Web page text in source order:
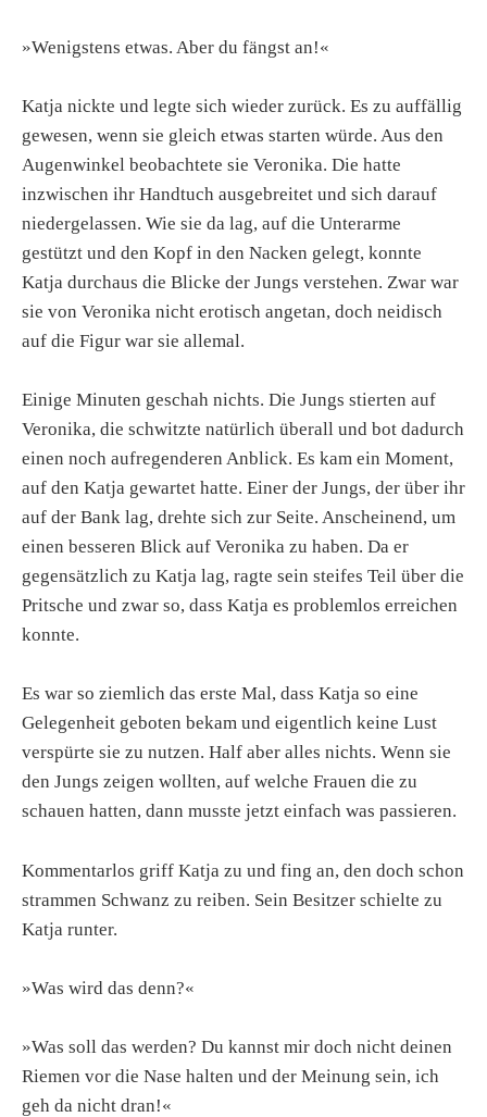
»Wenigstens etwas. Aber du fängst an!«
Katja nickte und legte sich wieder zurück. Es zu auffällig
gewesen, wenn sie gleich etwas starten würde. Aus den
Augenwinkel beobachtete sie Veronika. Die hatte
inzwischen ihr Handtuch ausgebreitet und sich darauf
niedergelassen. Wie sie da lag, auf die Unterarme
gestützt und den Kopf in den Nacken gelegt, konnte
Katja durchaus die Blicke der Jungs verstehen. Zwar war
sie von Veronika nicht erotisch angetan, doch neidisch
auf die Figur war sie allemal.
Einige Minuten geschah nichts. Die Jungs stierten auf
Veronika, die schwitzte natürlich überall und bot dadurch
einen noch aufregenderen Anblick. Es kam ein Moment,
auf den Katja gewartet hatte. Einer der Jungs, der über ihr
auf der Bank lag, drehte sich zur Seite. Anscheinend, um
einen besseren Blick auf Veronika zu haben. Da er
gegensätzlich zu Katja lag, ragte sein steifes Teil über die
Pritsche und zwar so, dass Katja es problemlos erreichen
konnte.
Es war so ziemlich das erste Mal, dass Katja so eine
Gelegenheit geboten bekam und eigentlich keine Lust
verspürte sie zu nutzen. Half aber alles nichts. Wenn sie
den Jungs zeigen wollten, auf welche Frauen die zu
schauen hatten, dann musste jetzt einfach was passieren.
Kommentarlos griff Katja zu und fing an, den doch schon
strammen Schwanz zu reiben. Sein Besitzer schielte zu
Katja runter.
»Was wird das denn?«
»Was soll das werden? Du kannst mir doch nicht deinen
Riemen vor die Nase halten und der Meinung sein, ich
geh da nicht dran!«